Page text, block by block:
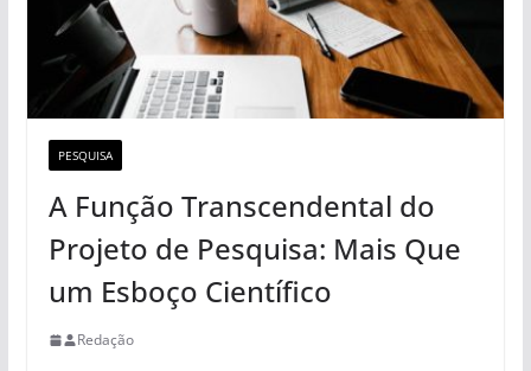
PESQUISA
A Função Transcendental do
Projeto de Pesquisa: Mais Que
um Esboço Científico
Redação